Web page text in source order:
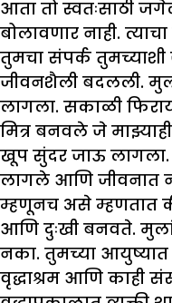
आता तो स्वतःसाठी
बोलावणार नाही.
तुमचा संपर्क
जीवनशैली बदलली.
लागला. सकाळी
मित्र बनवले जे
खूप सुंदर जाऊ लागला.
लागले आणि जीवनात
म्हणूनच असे म्हणतात
आणि दुःखी बनवते.
नका. तुमच्या आयुष्यात
वृद्धाश्रम आणि काही